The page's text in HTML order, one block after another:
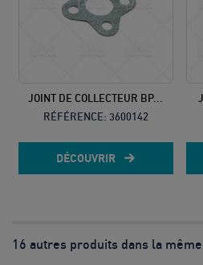
JOINT DE COLLECTEUR BP...
RÉFÉRENCE: 3600142
DÉCOUVRIR
16 autres produits dans la